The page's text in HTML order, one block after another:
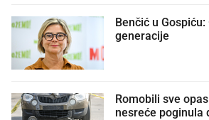
Benčić u
generacije
Romobili sve
nesreće poginula